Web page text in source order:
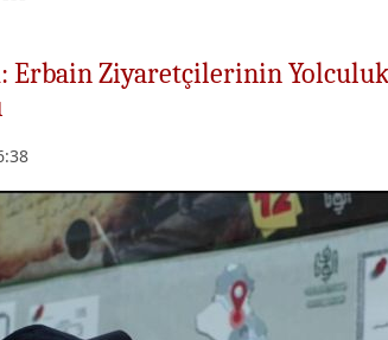
Ziyaretçilerinin Yolculuk